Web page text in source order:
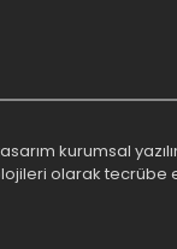
kurumsal
olarak tecrübe